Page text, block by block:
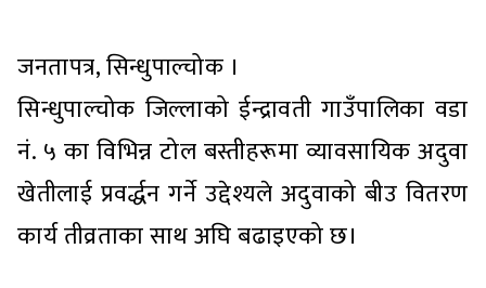
जनतापत्र, सिन्धुपाल्चोक ।
सिन्धुपाल्चोक जिल्लाको ईन्द्रावती गाउँपालिका वडा
नं. ५ का विभिन्न टोल बस्तीहरूमा व्यावसायिक अदुवा
खेतीलाई प्रवर्द्धन गर्ने उद्देश्यले अदुवाको बीउ वितरण
कार्य तीव्रताका साथ अघि बढाइएको छ।